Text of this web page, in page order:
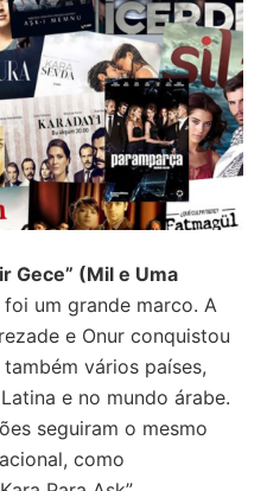
Gece” (Mil e Uma
um grande marco. A
e Onur conquistou
vários países,
e no mundo árabe.
seguiram o mesmo
como